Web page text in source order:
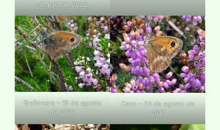
de julio de 2022
Brañosera – 18 de agosto
de 2020
Caso – 24 de agosto de
2017